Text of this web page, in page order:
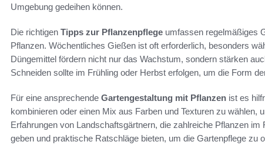
Umgebung gedeihen können.
Die richtigen Tipps zur Pflanzenpflege umfassen regelmäßiges
Pflanzen. Wöchentliches Gießen ist oft erforderlich, besonders
Düngemittel fördern nicht nur das Wachstum, sondern stärken
Schneiden sollte im Frühling oder Herbst erfolgen, um die Form
Für eine ansprechende Gartengestaltung mit Pflanzen ist es
kombinieren oder einen Mix aus Farben und Texturen zu
Erfahrungen von Landschaftsgärtnern, die zahlreiche Pflanzen
geben und praktische Ratschläge bieten, um die Gartenpflege zu